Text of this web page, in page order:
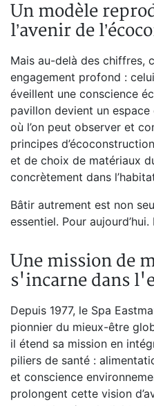
Un modèle
l’avenir de
Mais au-delà des chiffres,
engagement profond :
éveillent une conscience
pavillon devient un espace
où l’on peut observer et
principes
et de choix de matériaux
concrètement dans
Bâtir autrement est non
essentiel. Pour
Une mission de
s'incarne dans
Depuis 1977, le Spa
pionnier du mieux-être
il étend sa mission en
piliers de santé :
et conscience
prolongent cette vision